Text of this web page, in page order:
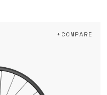
+COMPARE